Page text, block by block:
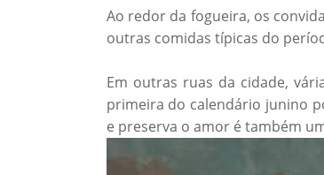
Ao redor da fogueira, os
outras comidas típicas do
Em outras ruas da cidade,
primeira do calendário junino
e preserva o amor é também